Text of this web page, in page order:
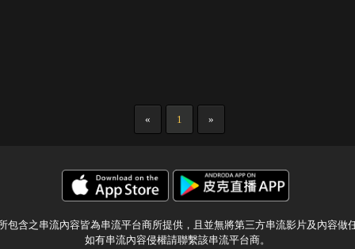
« 1 »
包含之串流內容皆為串流平台商所提供，且並無將第三方串流影片及內容做
如有串流內容侵權請聯繫該串流平台商。